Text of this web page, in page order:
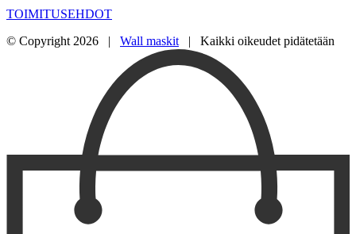
TOIMITUSEHDOT
© Copyright 2026 | Wall maskit | Kaikki oikeudet pidätetään